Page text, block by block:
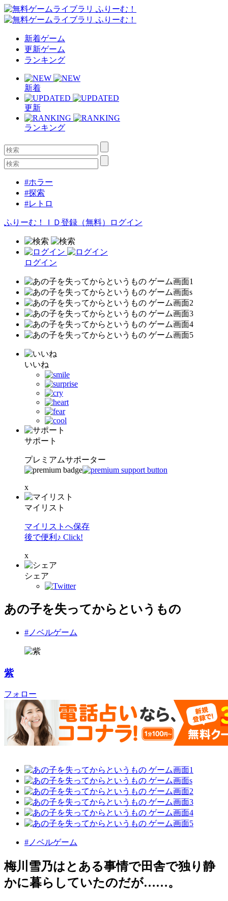
新着ゲーム
更新ゲーム
ランキング
新着
更新
ランキング
#ホラー
#探索
#レトロ
ふりーむ！ＩＤ登録（無料） ログイン
ログイン
いいね
サポート
プレミアムサポーター
x
マイリスト
マイリストへ保存
後で便利♪ Click!
x
シェア
あの子を失ってからというもの
#ノベルゲーム
紫
フォロー
#ノベルゲーム
梅川雪乃はとある事情で田舎で独り静
かに暮らしていたのだが……。